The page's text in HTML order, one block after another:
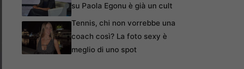
su Paola Egonu è già un cult
Tennis, chi non vorrebbe una
coach così? La foto sexy è
meglio di uno spot